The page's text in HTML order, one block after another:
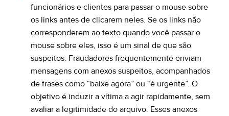
funcionários e clientes para passar o mouse sobre
os links antes de clicarem neles. Se os links não
corresponderem ao texto quando você passar o
mouse sobre eles, isso é um sinal de que são
suspeitos. Fraudadores frequentemente enviam
mensagens com anexos suspeitos, acompanhados
de frases como “baixe agora” ou “é urgente”. O
objetivo é induzir a vítima a agir rapidamente, sem
avaliar a legitimidade do arquivo. Esses anexos